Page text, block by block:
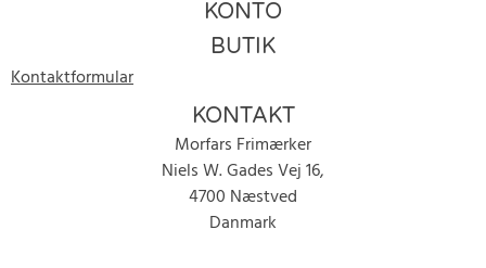
KONTO
BUTIK
Kontaktformular
KONTAKT
Morfars Frimærker
Niels W. Gades Vej 16,
4700 Næstved
Danmark